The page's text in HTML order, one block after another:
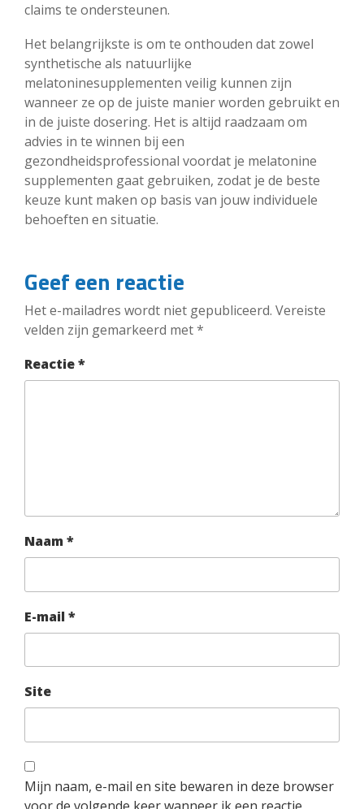
claims te ondersteunen.
Het belangrijkste is om te onthouden dat zowel
synthetische als natuurlijke
melatoninesupplementen veilig kunnen zijn
wanneer ze op de juiste manier worden gebruikt en
in de juiste dosering. Het is altijd raadzaam om
advies in te winnen bij een
gezondheidsprofessional voordat je melatonine
supplementen gaat gebruiken, zodat je de beste
keuze kunt maken op basis van jouw individuele
behoeften en situatie.
Geef een reactie
Het e-mailadres wordt niet gepubliceerd. Vereiste
velden zijn gemarkeerd met*
Reactie*
Naam *
E-mail *
Site
Mijn naam, e-mail en site bewaren in deze browser
voor de volgende keer wanneer ik een reactie